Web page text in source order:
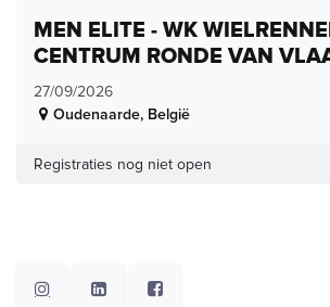
MEN ELITE - WK
CENTRUM RONDE VAN
27/09/2026
Oudenaarde, België
Registraties nog niet open